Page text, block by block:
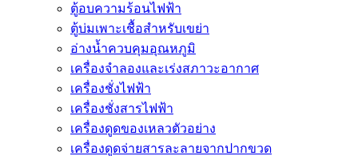
ตู้อบความร้อนไฟฟ้า
ตู้บ่มเพาะเชื้อสำหรับเขย่า
อ่างน้ำควบคุมอุณหภูมิ
เครื่องจำลองและเร่งสภาวะอากาศ
เครื่องชั่งไฟฟ้า
เครื่องชั่งสารไฟฟ้า
เครื่องดูดของเหลวตัวอย่าง
เครื่องดูดจ่ายสารละลายจากปากขวด